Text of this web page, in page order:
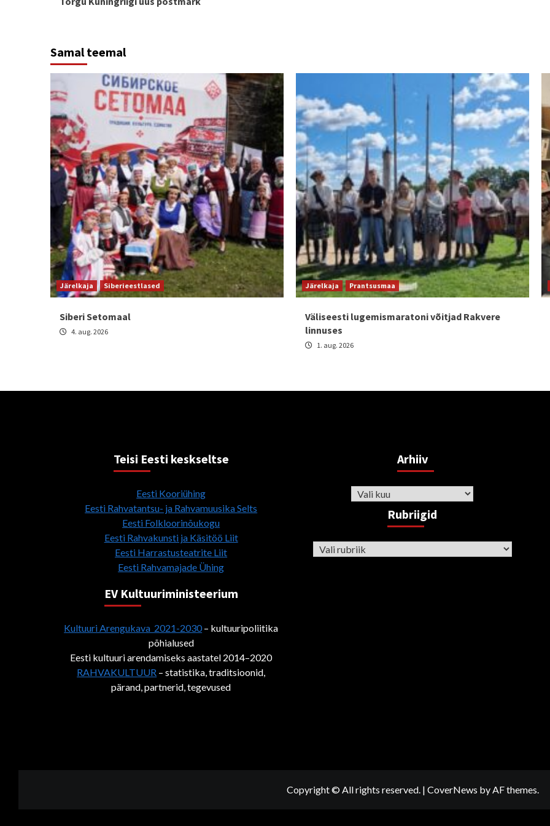
Reading
Samal teemal
Järelkaja Siberieestlased
Siberi Setomaal
4. aug. 2026
Järelkaja Prantsusmaa
Väliseesti lugemismaratoni võitjad Rakvere
linnuses
1. aug. 2026
Teisi Eesti keskseltse
Eesti Kooriühing
Eesti Rahvatantsu- ja Rahvamuusika Selts
Eesti Folkloorinõukogu
Eesti Rahvakunsti ja Käsitöö Liit
Eesti Harrastusteatrite Liit
Eesti Rahvamajade Ühing
EV Kultuuriministeerium
Kultuuri Arengukava 2021-2030– kultuuripoliitika
põhialused
Eesti kultuuri arendamiseks aastatel 2014–2020
RAHVAKULTUUR – statistika, traditsioonid,
pärand, partnerid, tegevused
Arhiiv
Arhiiv
Rubriigid
Rubriigid
Copyright © All rights reserved. | CoverNews by AF themes.